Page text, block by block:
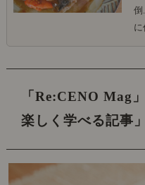
倒
に
「Re:CENO Mag
楽しく学べる記事